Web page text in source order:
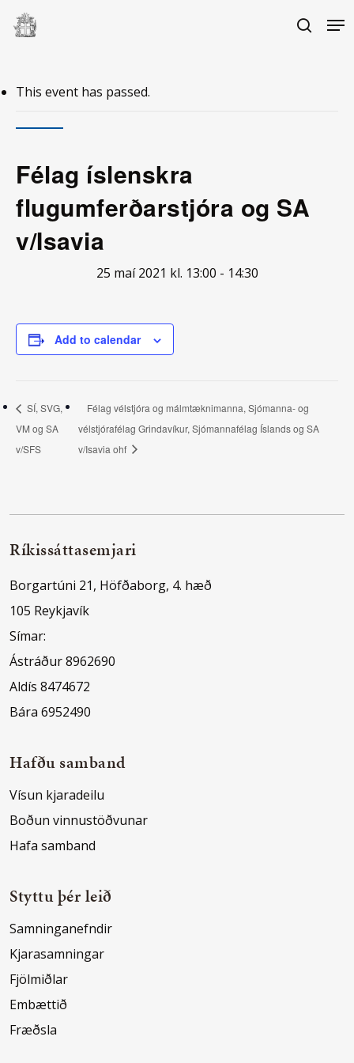
Skip
search
This event has passed.
Félag íslenskra
flugumferðarstjóra og SA
v/Isavia
25 maí 2021 kl. 13:00 - 14:30
Add to calendar
SÍ, SVG,
VM og SA
v/SFS
Félag vélstjóra og málmtæknimanna, Sjómanna- og
vélstjórafélag Grindavíkur, Sjómannafélag Íslands og SA
v/Isavia ohf
Ríkissáttasemjari
Borgartúni 21, Höfðaborg, 4. hæð
105 Reykjavík
Símar:
Ástráður 8962690
Aldís 8474672
Bára 6952490
Hafðu samband
Vísun kjaradeilu
Boðun vinnustöðvunar
Hafa samband
Styttu þér leið
Samninganefndir
Kjarasamningar
Fjölmiðlar
Embættið
Fræðsla